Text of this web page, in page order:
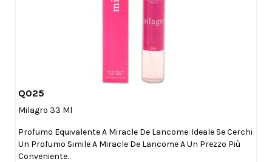
Q025
Milagro 33 Ml
Profumo Equivalente A Miracle De Lancome. Ideale Se Cerchi
Un Profumo Simile A Miracle De Lancome A Un Prezzo Più
Conveniente.